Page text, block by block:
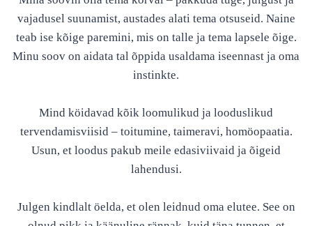
vajadusel suunamist, austades alati tema otsuseid. Naine
teab ise kõige paremini, mis on talle ja tema lapsele õige.
Minu soov on aidata tal õppida usaldama iseennast ja oma
instinkte.
Mind köidavad kõik loomulikud ja looduslikud
tervendamisviisid – toitumine, taimeravi, homöopaatia.
Usun, et loodus pakub meile edasiviivaid ja õigeid
lahendusi.
Julgen kindlalt öelda, et olen leidnud oma elutee. See on